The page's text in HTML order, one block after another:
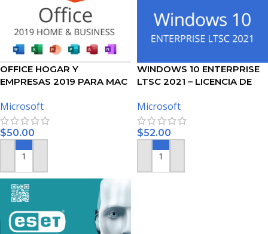
OFFICE HOGAR Y
EMPRESAS 2019 PARA MAC
Microsoft
$50.00
AÑADIR AL CARRITO
WINDOWS 10 ENTERPRISE
LTSC 2021 – LICENCIA DE
Microsoft
$52.00
AÑADIR AL CARRITO